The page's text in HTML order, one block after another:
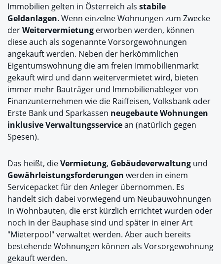
Immobilien gelten in Österreich als stabile
Geldanlagen. Wenn einzelne Wohnungen zum Zwecke
derWeitervermietung erworben werden, können
diese auch als sogenannte Vorsorgewohnungen
angekauft werden. Neben der herkömmlichen
Eigentumswohnung die am freien Immobilienmarkt
gekauft wird und dann weitervermietet wird, bieten
immer mehr Bauträger und Immobilienableger von
Finanzunternehmen wie die Raiffeisen, Volksbank oder
Erste Bank und Sparkassen neugebaute Wohnungen
inklusive Verwaltungsservicean (natürlich gegen
Spesen).
Das heißt, dieVermietung, Gebäudeverwaltung und
Gewährleistungsforderungen werden in einem
Servicepacket für den Anleger übernommen. Es
handelt sich dabei vorwiegend um Neubauwohnungen
in Wohnbauten, die erst kürzlich errichtet wurden oder
noch in der Bauphase sind und später in einer Art
"Mieterpool" verwaltet werden. Aber auch bereits
bestehende Wohnungen können als Vorsorgewohnung
gekauft werden.